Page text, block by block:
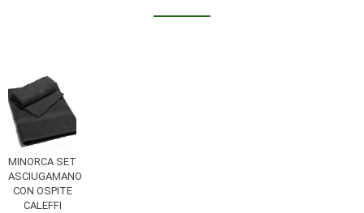
MINORCA SET
ASCIUGAMANO
CON OSPITE
CALEFFI